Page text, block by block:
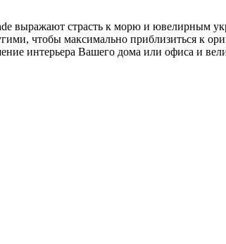
выражают страсть к морю и ювелирным
чтобы максимально приблизиться к
интерьера Вашего дома или офиса и